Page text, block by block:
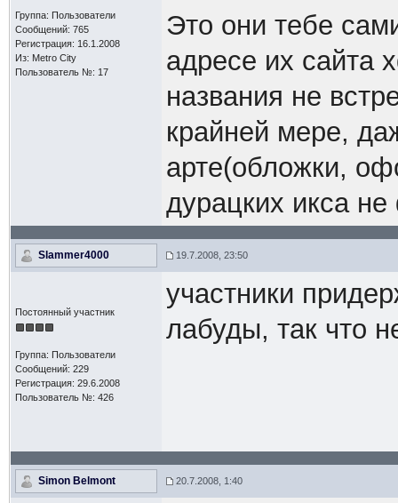
Группа: Пользователи
Сообщений: 765
Регистрация: 16.1.2008
Из: Metro City
Пользователь №: 17
Это они тебе
адресе их сайта
названия не
крайней мере,
арте(обложки,
дурацких икса
Slammer4000 19.7.2008, 23:50
Постоянный участник
Группа: Пользователи
Сообщений: 229
Регистрация: 29.6.2008
Пользователь №: 426
участники
лабуды, так что
Simon Belmont 20.7.2008, 1:40